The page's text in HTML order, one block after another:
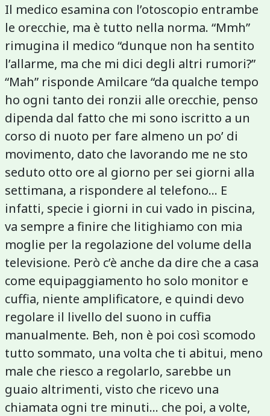
Il medico esamina con l’otoscopio entrambe
le orecchie, ma è tutto nella norma. “Mmh”
rimugina il medico “dunque non ha sentito
l’allarme, ma che mi dici degli altri rumori?”
“Mah” risponde Amilcare “da qualche tempo
ho ogni tanto dei ronzii alle orecchie, penso
dipenda dal fatto che mi sono iscritto a un
corso di nuoto per fare almeno un po’ di
movimento, dato che lavorando me ne sto
seduto otto ore al giorno per sei giorni alla
settimana, a rispondere al telefono... E
infatti, specie i giorni in cui vado in piscina,
va sempre a finire che litighiamo con mia
moglie per la regolazione del volume della
televisione. Però c’è anche da dire che a casa
come equipaggiamento ho solo monitor e
cuffia, niente amplificatore, e quindi devo
regolare il livello del suono in cuffia
manualmente. Beh, non è poi così scomodo
tutto sommato, una volta che ti abitui, meno
male che riesco a regolarlo, sarebbe un
guaio altrimenti, visto che ricevo una
chiamata ogni tre minuti... che poi, a volte,